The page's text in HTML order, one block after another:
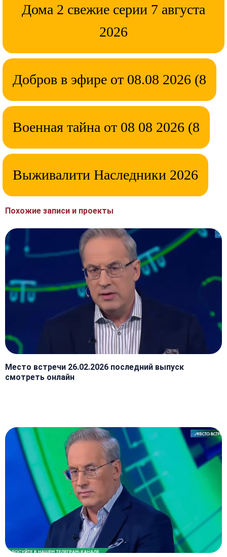
Дома 2 свежие серии 7 августа
2026
Добров в эфире от 08.08 2026 (8
Военная тайна от 08 08 2026 (8
Выживалити Наследники 2026
Похожие записи и проекты
Место встречи 26.02.2026 последний выпуск
смотреть онлайн